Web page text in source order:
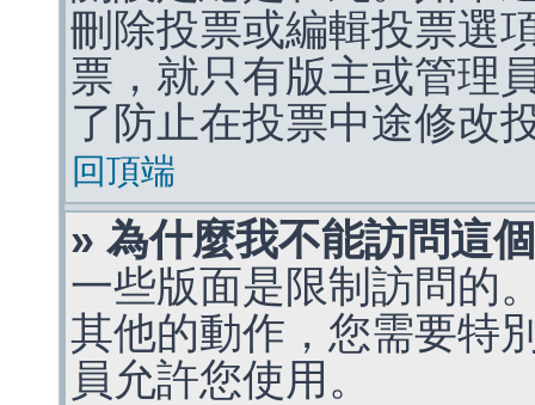
刪除投票或編輯投票選
票，就只有版主或管理
了防止在投票中途修改
回頂端
» 為什麼我不能訪問這
一些版面是限制訪問的
其他的動作，您需要特
員允許您使用。